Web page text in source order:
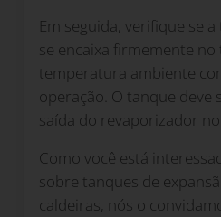
Em seguida, verifique se
se encaixa firmemente
temperatura ambiente
operação. O tanque deve
saída do revaporizador
Como você está
sobre tanques de
caldeiras, nós o